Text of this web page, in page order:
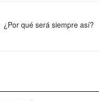
¿Por qué será siempre así?